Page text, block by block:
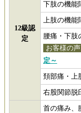
12級認
定
下肢の機能
上肢の機能
腰痛・下肢
お客様の声
定～
頚部痛・上
右股関節脱
首の痛み、